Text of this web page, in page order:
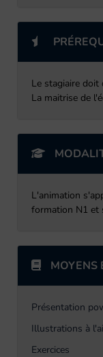
Le stagiaire doit
La maitrise de
L'animation
formation N1 et
MOYENS
Présentation
Illustrations à
Exercices